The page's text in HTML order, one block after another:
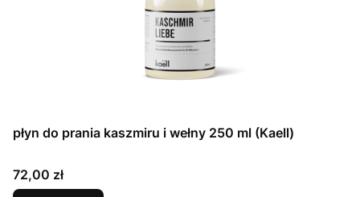
płyn do prania kaszmiru i wełny 250 ml (Kaell)
Cena
72,00 zł